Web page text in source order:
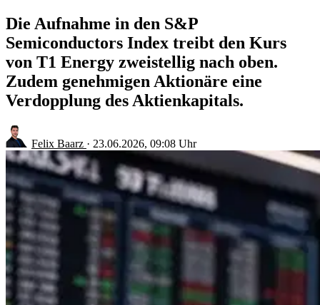
Die Aufnahme in den S&P
Semiconductors Index treibt den Kurs
von T1 Energy zweistellig nach oben.
Zudem genehmigen Aktionäre eine
Verdopplung des Aktienkapitals.
Felix Baarz · 23.06.2026, 09:08 Uhr